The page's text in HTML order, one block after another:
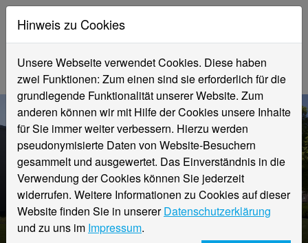
Einzelansicht News
Hinweis zu Cookies
Unsere Webseite verwendet Cookies. Diese haben
zwei Funktionen: Zum einen sind sie erforderlich für die
grundlegende Funktionalität unserer Website. Zum
anderen können wir mit Hilfe der Cookies unsere Inhalte
für Sie immer weiter verbessern. Hierzu werden
pseudonymisierte Daten von Website-Besuchern
gesammelt und ausgewertet. Das Einverständnis in die
Verwendung der Cookies können Sie jederzeit
widerrufen. Weitere Informationen zu Cookies auf dieser
Website finden Sie in unsererDatenschutzerklärung
und zu uns im Impressum.